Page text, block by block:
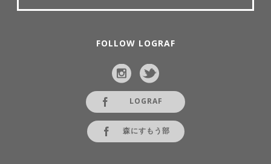
FOLLOW LOGRAF
LOGRAF
森にすもう部